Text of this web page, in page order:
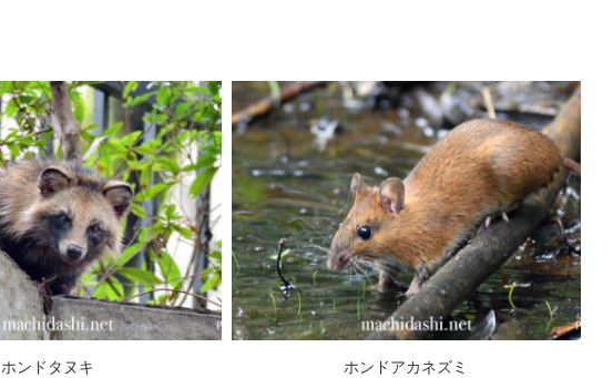
ホンドタヌキ ホンドアカネズミ